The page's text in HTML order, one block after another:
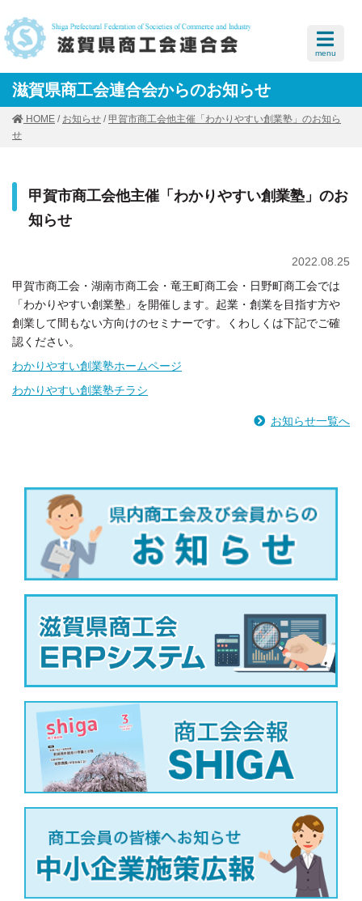
menu
滋賀県商工会連合会からのお知らせ
HOME / お知らせ /甲賀市商工会他主催「わかりやすい創業塾」のお知ら
せ
甲賀市商工会他主催「わかりやすい創業塾」のお
知らせ
2022.08.25
甲賀市商工会・湖南市商工会・竜王町商工会・日野町商工会では
「わかりやすい創業塾」を開催します。起業・創業を目指す方や
創業して間もない方向けのセミナーです。くわしくは下記でご確
認ください。
わかりやすい創業塾ホームページ
わかりやすい創業塾チラシ
お知らせ一覧へ